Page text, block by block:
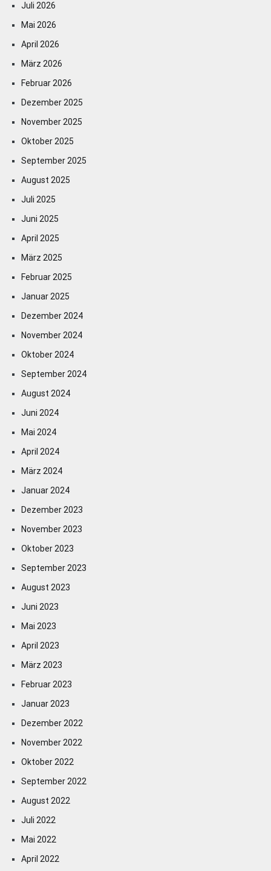
Juli 2026
Mai 2026
April 2026
März 2026
Februar 2026
Dezember 2025
November 2025
Oktober 2025
September 2025
August 2025
Juli 2025
Juni 2025
April 2025
März 2025
Februar 2025
Januar 2025
Dezember 2024
November 2024
Oktober 2024
September 2024
August 2024
Juni 2024
Mai 2024
April 2024
März 2024
Januar 2024
Dezember 2023
November 2023
Oktober 2023
September 2023
August 2023
Juni 2023
Mai 2023
April 2023
März 2023
Februar 2023
Januar 2023
Dezember 2022
November 2022
Oktober 2022
September 2022
August 2022
Juli 2022
Mai 2022
April 2022